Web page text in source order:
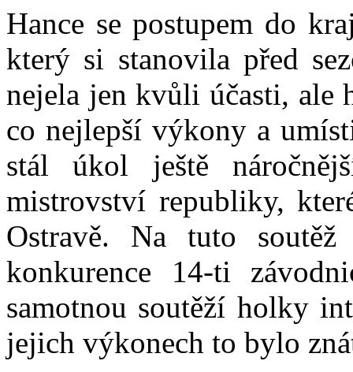
Hance se postupem do
který si stanovila před
nejela jen kvůli účasti, ale
co nejlepší výkony a
stál úkol ještě
mistrovství republiky,
Ostravě. Na tuto
konkurence 14-ti
samotnou soutěží holky
jejich výkonech to bylo